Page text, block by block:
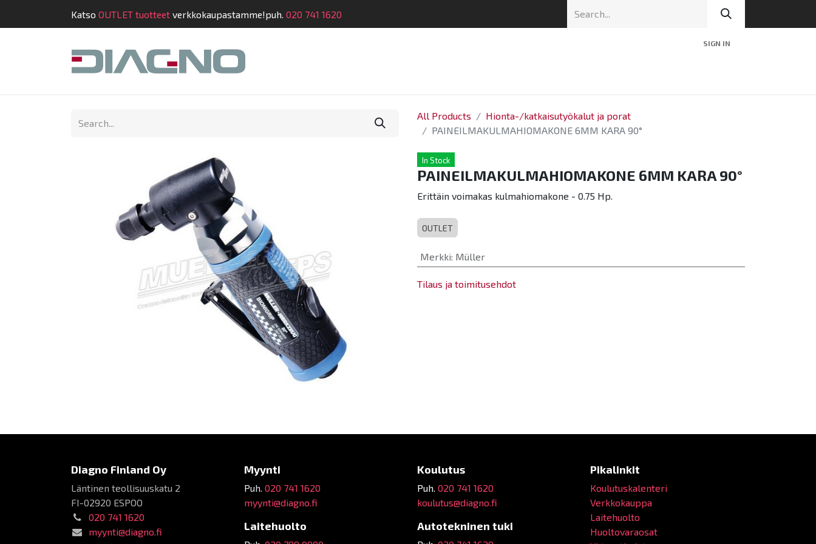
Katso OUTLET tuotteet verkkokaupastamme!puh. 020 741 1620
SIGN IN
Shop
All Products
Hionta-/katkaisutyökalut ja porat
PAINEILMAKULMAHIOMAKONE 6MM KARA 90°
In Stock
PAINEILMAKULMAHIOMAKONE 6MM KARA 90°
Erittäin voimakas kulmahiomakone - 0.75 Hp.
OUTLET
Merkki: Müller
Tilaus ja toimitusehdot
Diagno Finland Oy
Läntinen teollisuuskatu 2
FI-02920 ESPOO
020 741 1620
myynti@diagno.fi
Myynti
Puh. 020 741 1620
myynti@diagno.fi
Laitehuolto
Koulutus
Puh. 020 741 1620
koulutus@diagno.fi
Autotekninen tuki
Pikalinkit
Koulutuskalenteri
Verkkokauppa
Laitehuolto
Huoltovaraosat